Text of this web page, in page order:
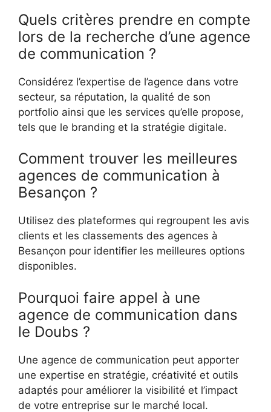
Quels critères prendre en compte
lors de la recherche d’une agence
de communication ?
Considérez l’expertise de l’agence dans votre
secteur, sa réputation, la qualité de son
portfolio ainsi que les services qu’elle propose,
tels que le branding et la stratégie digitale.
Comment trouver les meilleures
agences de communication à
Besançon ?
Utilisez des plateformes qui regroupent les avis
clients et les classements des agences à
Besançon pour identifier les meilleures options
disponibles.
Pourquoi faire appel à une
agence de communication dans
le Doubs ?
Une agence de communication peut apporter
une expertise en stratégie, créativité et outils
adaptés pour améliorer la visibilité et l’impact
de votre entreprise sur le marché local.